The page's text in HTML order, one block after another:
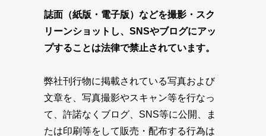
誌面（紙版・電子版）などを撮影・スク
リーンショットし、SNSやブログにアッ
プすることは法律で禁止されています。
弊社刊行物に掲載されている写真および
文章を、写真撮影やスキャン等を行なっ
て、許諾なくブログ、SNS等に公開、ま
たは印刷等をして販売・配布する行為は